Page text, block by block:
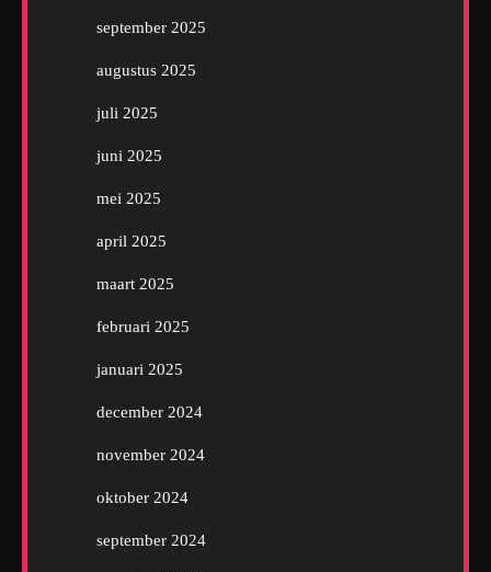
september 2025
augustus 2025
juli 2025
juni 2025
mei 2025
april 2025
maart 2025
februari 2025
januari 2025
december 2024
november 2024
oktober 2024
september 2024